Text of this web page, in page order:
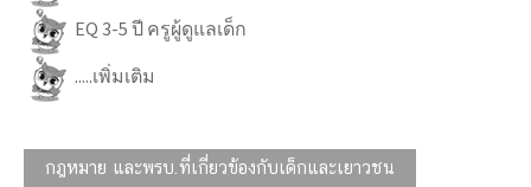
EQ 3-5 ปี ครูผู้ดูแลเด็ก
.....เพิ่มเติม
กฎหมาย และพรบ.ที่เกี่ยวข้องกับเด็กและเยาวชน